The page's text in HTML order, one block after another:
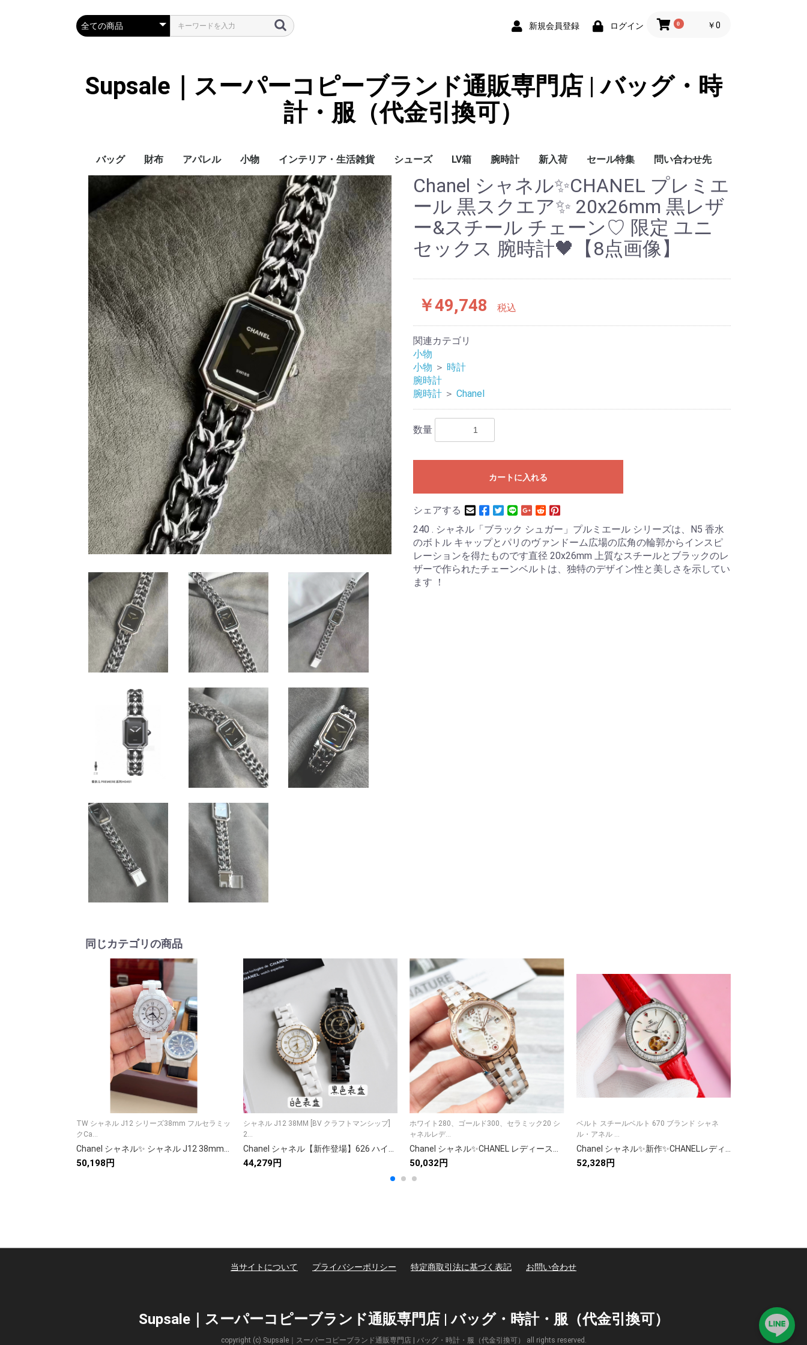
新規会員登録 ログイン 0 ￥0
Supsale｜スーパーコピーブランド通販専門店 | バッグ・時
計・服（代金引換可）
バッグ
Hermes
LOUIS VUITTON
Chanel
Loewe
Celine
Gucci
Prada
Balenciaga
MiuMiu
財布
HERMES
CHANEL
LOUIS VUITTON
Celine
YSL
Miu Miu
Prada
Gucci
Fendi
アパレル
ハイブランド
Supreme
Miu Miu
アウター
LOUIS VUITTON
MONCLER
Adidas
THE NORTH FACE
CHANEL
𝗖𝗔𝗡𝗔𝗗𝗔 𝗚𝗢𝗢𝗦𝗘
DIOR
GUCCI
VERSACE
BALENCIAGA
FENDI
子供服切れ
小物
ぼうし
ネクタイ
ハンカチ
スマホケース
サングラス・アイウェ
ア
アクセサリー
マフラー/スカーフ
傘 LOUIS VUITTON
CHANEL
HERMES
GUCCI
DIOR
FENDI
LINEID：0109shop
バッグチャーム
バッグストラップ
カード（コイン）ケー
ス
キーケース
時計
ヘアアクセサリー
インテリア・生活雑貨
寝具
ブランケット
カーペット絨毯
クッションカバー/ク
ッション
小物入れ収納ボックス
バスタオル
QRコード
シューズ
レディース/女性用
メンズ/男性用
Gucci
Chanel
LV箱 腕時計
Omega
Rolex
Cartier
Chanel
新入荷 セール特集 問い合わせ先
問い合わせ先
Chanel シャネル✨CHANEL プレミエ
ール 黒スクエア✨ 20x26mm 黒レザ
ー&スチール チェーン♡ 限定 ユニ
セックス 腕時計🖤【8点画像】
￥49,748 税込
関連カテゴリ
小物
小物 ＞ 時計
腕時計
腕時計 ＞ Chanel
数量
カートに入れる
シェアする
240 . シャネル「ブラック シュガー」プルミエール シリーズは、N5 香水
のボトル キャップとパリのヴァンドーム広場の広角の輪郭からインスピ
レーションを得たものです直径 20x26mm 上質なスチールとブラックのレ
ザーで作られたチェーンベルトは、独特のデザイン性と美しさを示してい
ます ！
同じカテゴリの商品
TW シャネル J12 シリーズ38mm フルセラミッ
クCa...
50,198円
シャネル J12 38MM [BV クラフトマンシップ]
2...
44,279円
ホワイト280、ゴールド300、セラミック20 シ
ャネルレデ...
50,032円
ベルト スチールベルト 670 ブランド シャネ
ル・アネル ...
52,328円
当サイトについて プライバシーポリシー 特定商取引法に基づく表記 お問い合わせ
Supsale｜スーパーコピーブランド通販専門店 | バッグ・時計・服（代金引換可）
copyright (c) Supsale｜スーパーコピーブランド通販専門店 | バッグ・時計・服（代金引換可） all rights reserved.